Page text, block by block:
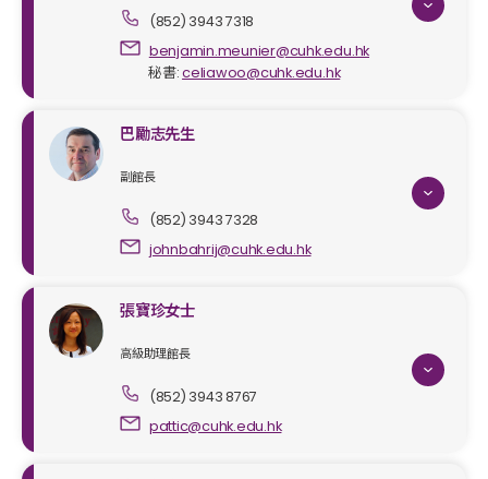
(852) 3943 7318
benjamin.meunier@cuhk.edu.hk
秘書:celiawoo@cuhk.edu.hk
巴勵志先生
副館長
(852) 3943 7328
johnbahrij@cuhk.edu.hk
張寶珍女士
高級助理館長
(852) 3943 8767
pattic@cuhk.edu.hk